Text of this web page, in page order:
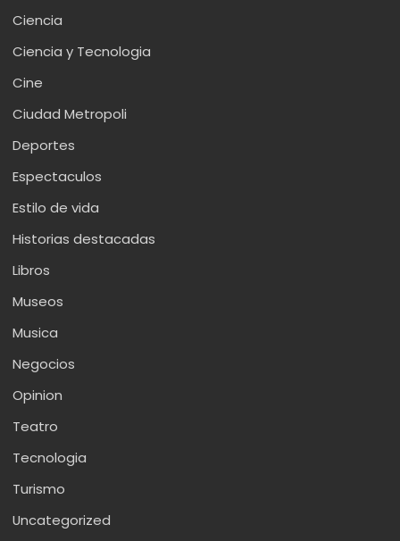
Ciencia
Ciencia y Tecnologia
Cine
Ciudad Metropoli
Deportes
Espectaculos
Estilo de vida
Historias destacadas
Libros
Museos
Musica
Negocios
Opinion
Teatro
Tecnologia
Turismo
Uncategorized